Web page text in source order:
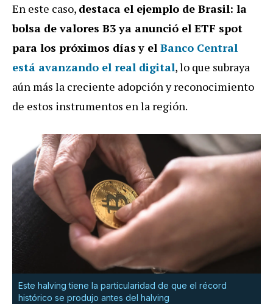
En este caso, destaca el ejemplo de Brasil: la
bolsa de valores B3 ya anunció el ETF spot
para los próximos días y el Banco Central
está avanzando el real digital, lo que subraya
aún más la creciente adopción y reconocimiento
de estos instrumentos en la región.
Este halving tiene la particularidad de que el récord
histórico se produjo antes del halving